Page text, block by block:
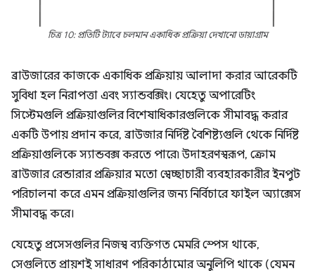
চিত্র 10: প্রতিটি ট্যাবে চলমান একাধিক প্রক্রিয়া দেখানো ডায়াগ্রাম
ব্রাউজারের কাজকে একাধিক প্রক্রিয়ায় আলাদা করার আরেকটি
সুবিধা হল নিরাপত্তা এবং স্যান্ডবক্সিং। যেহেতু অপারেটিং
সিস্টেমগুলি প্রক্রিয়াগুলির বিশেষাধিকারগুলিকে সীমাবদ্ধ করার
একটি উপায় প্রদান করে, ব্রাউজার নির্দিষ্ট বৈশিষ্ট্যগুলি থেকে নির্দিষ্ট
প্রক্রিয়াগুলিকে স্যান্ডবক্স করতে পারে৷ উদাহরণস্বরূপ, ক্রোম
ব্রাউজার রেন্ডারার প্রক্রিয়ার মতো স্বেচ্ছাচারী ব্যবহারকারীর ইনপুট
পরিচালনা করে এমন প্রক্রিয়াগুলির জন্য নির্বিচারে ফাইল অ্যাক্সেস
সীমাবদ্ধ করে।
যেহেতু প্রসেসগুলির নিজস্ব ব্যক্তিগত মেমরি স্পেস থাকে,
সেগুলিতে প্রায়শই সাধারণ পরিকাঠামোর অনুলিপি থাকে (যেমন